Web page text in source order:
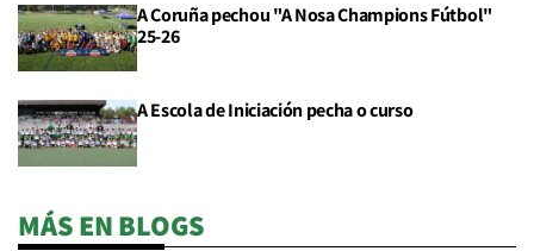
A Coruña pechou "A Nosa Champions Fútbol"
25-26
A Escola de Iniciación pecha o curso
MÁS EN BLOGS